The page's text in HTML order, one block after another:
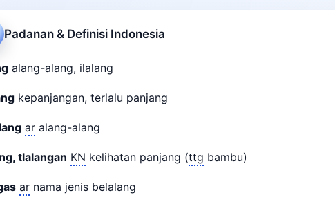
Kamus Bahasa Jawa-Indonesia.
Padanan & Definisi Indonesia
alang-alang, ilalang
kepanjangan, terlalu panjang
ar alang-alang
tlalangan KN kelihatan panjang (ttg bambu)
ar nama jenis belalang